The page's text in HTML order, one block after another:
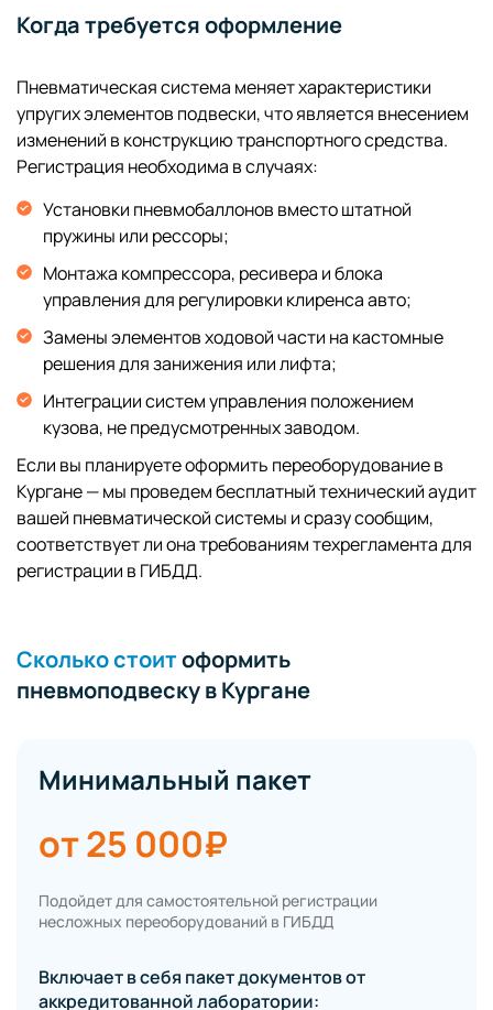
Когда требуется оформление
Пневматическая система меняет характеристики
упругих элементов подвески, что является внесением
изменений в конструкцию транспортного средства.
Регистрация необходима в случаях:
Установки пневмобаллонов вместо штатной
пружины или рессоры;
Монтажа компрессора, ресивера и блока
управления для регулировки клиренса авто;
Замены элементов ходовой части на кастомные
решения для занижения или лифта;
Интеграции систем управления положением
кузова, не предусмотренных заводом.
Если вы планируете оформить переоборудование в
Кургане — мы проведем бесплатный технический аудит
вашей пневматической системы и сразу сообщим,
соответствует ли она требованиям техрегламента для
регистрации в ГИБДД.
Сколько стоитоформить
пневмоподвеску в Кургане
Минимальный пакет
от 25 000₽
Подойдет для самостоятельной регистрации
несложных переоборудований в ГИБДД
Включает в себя пакет документов от
аккредитованной лаборатории: